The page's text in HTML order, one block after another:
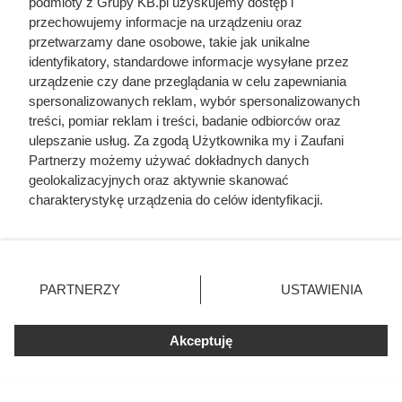
wad, nadal mogą sprawdzić się w niektórych domach
energooszczędnych — zarówno jako podstawowe źródło
ciepła, jak i element instalacji hybrydowej. Jeśli
inwestorowi zależy właśnie na tym rodzaju paliwa, nie musi
z niego od razu rezygnować.
Czytaj także:
zabiło go w czasie stanu wojennego
przechowujemy informacje na urządzeniu oraz
przetwarzamy dane osobowe, takie jak unikalne
identyfikatory, standardowe informacje wysyłane przez
urządzenie czy dane przeglądania w celu zapewniania
spersonalizowanych reklam, wybór spersonalizowanych
treści, pomiar reklam i treści, badanie odbiorców oraz
ulepszanie usług. Za zgodą Użytkownika my i Zaufani
Partnerzy możemy używać dokładnych danych
geolokalizacyjnych oraz aktywnie skanować
charakterystykę urządzenia do celów identyfikacji.
zmienić/wycofać klikając przycisk ustawień prywatności
znajdujący się w lewym dolnym rogu strony. Niektóre
użytkownika, ale masz prawo sprzeciwić się takiemu
przetwarzaniu. Preferencje będą miały zastosowania tylko
PARTNERZY USTAWIENIA
Akceptuję